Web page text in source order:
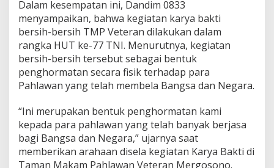
a
B
a
k
t
i
P
m
b
e
r
s
Dalam kesempatan ini, Dandim 0833
menyampaikan, bahwa kegiatan karya bakti
bersih-bersih TMP Veteran dilakukan dalam
rangka HUT ke-77 TNI. Menurutnya, kegiatan
bersih-bersih tersebut sebagai bentuk
penghormatan secara fisik terhadap para
Pahlawan yang telah membela Bangsa dan Negara.
“Ini merupakan bentuk penghormatan kami
kepada para pahlawan yang telah banyak berjasa
bagi Bangsa dan Negara,” ujarnya saat
memberikan arahaan disela kegiatan Karya Bakti di
Taman Makam Pahlawan Veteran Mergosono.